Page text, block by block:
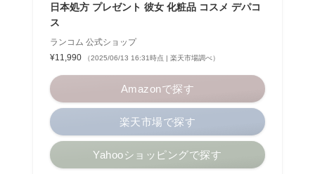
日本処方 プレゼント 彼女 化粧品 コスメ デパコ
ス
ランコム 公式ショップ
¥11,990
（2025/06/13 16:31時点 | 楽天市場調べ）
Amazonで探す
楽天市場で探す
Yahooショッピングで探す